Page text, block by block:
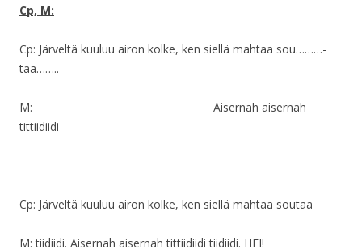
Cp, M:
Cp: Järveltä kuuluu airon kolke, ken siellä mahtaa sou………-
taa……..
M: Aisernah aisernah
tittiidiidi
Cp: Järveltä kuuluu airon kolke, ken siellä mahtaa soutaa
M: tiidiidi. Aisernah aisernah tittiidiidi tiidiidi. HEI!